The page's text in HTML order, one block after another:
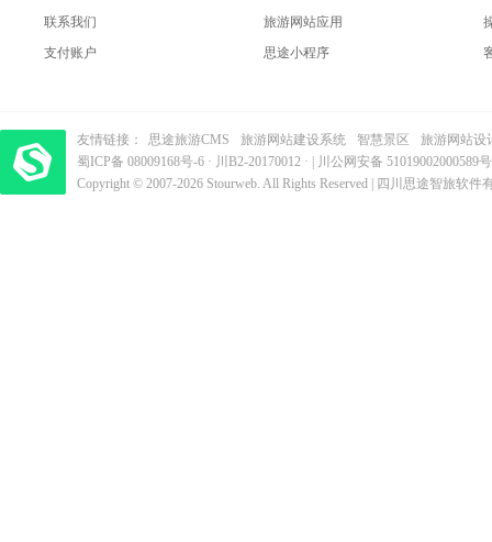
联系我们
支付账户
旅游网站应用
思途小程序
友情链接： 思途旅游CMS 旅游网站建设系统 智慧景区
旅游网站设
梦旅程酒店管理系统
​| 运营支持：创旅云营销​
蜀ICP备 08009168号-6 · 川B2-20170012 · |
川公网安备 51019002000589号
Copyright © 2007-2026 Stourweb. All Rights Reserved | 四川思途智旅软件